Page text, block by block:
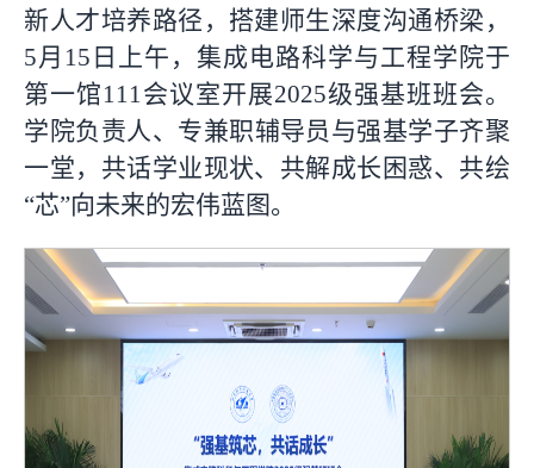
新人才培养路径，搭建师生深度沟通桥梁，
5月15日上午，集成电路科学与工程学院于
第一馆111会议室开展2025级强基班班会。
学院负责人、 专兼职辅导员与强基学子齐聚
一堂，共话学业现状、共解成长困惑、共绘
“芯”向未来的宏伟蓝图。